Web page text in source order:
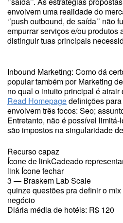
envolvem uma realidade do
‘’push outbound, de saída’’ não
empurrar serviços e/ou produtos
distinguir tuas principais
Inbound Marketing: Como dá
popular também por Marketing
no qual o intuito principal é atrair
Read Homepagedefinições
envolvem três focos: Seo;
Entretanto, não é possível
são impostos na singularidade
Recurso capaz
Ícone de linkCadeado
link Ícone fechar
3 — Braskem Lab Scale
quinze questões pra definir o
negócio
Diária média de hotéis: R$ 120